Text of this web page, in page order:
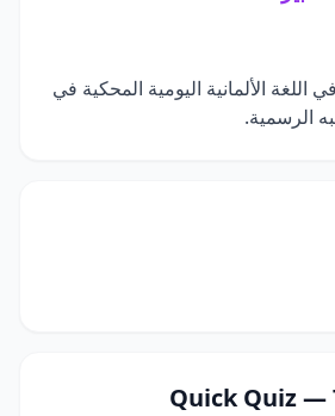
اللغة الألمانية اليومية المحكية في
الرسمية.
Quick Quiz —